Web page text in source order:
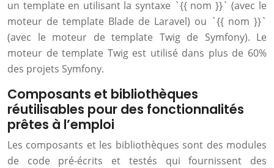
un template en utilisant la syntaxe `{{ nom }}` (avec le
moteur de template Blade de Laravel) ou `{{ nom }}`
(avec le moteur de template Twig de Symfony). Le
moteur de template Twig est utilisé dans plus de 60%
des projets Symfony.
Composants et bibliothèques
réutilisables pour des fonctionnalités
prêtes à l’emploi
Les composants et les bibliothèques sont des modules
de code pré-écrits et testés qui fournissent des